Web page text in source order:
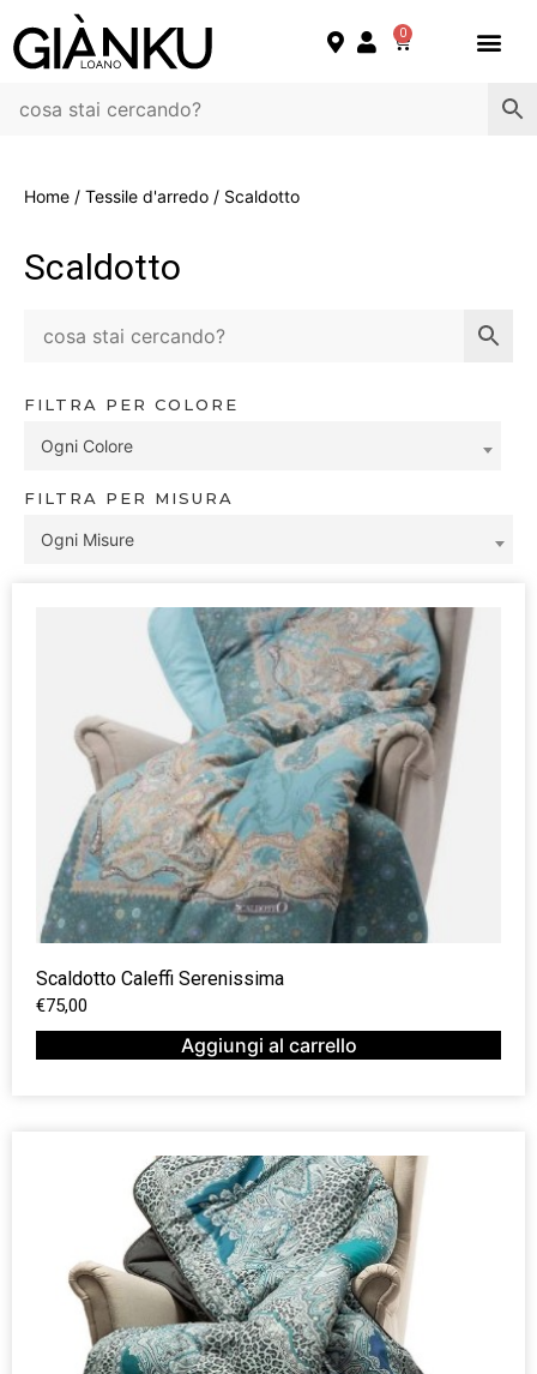
0
Home / Tessile d'arredo / Scaldotto
Scaldotto
FILTRA PER COLORE
Ogni Colore
FILTRA PER MISURA
Ogni Misure
Scaldotto Caleffi Serenissima
€75,00
Aggiungi al carrello